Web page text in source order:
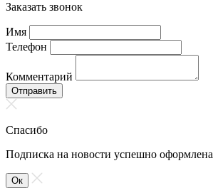
Заказать звонок
Имя
Телефон
Комментарий
Отправить
Спасибо
Подписка на новости успешно оформлена
Ок